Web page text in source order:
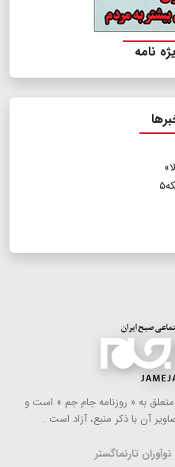
نامه
به « روزنامه جام جم » است و
آن با ذكر منبع، آزاد است .
تارنماگستر